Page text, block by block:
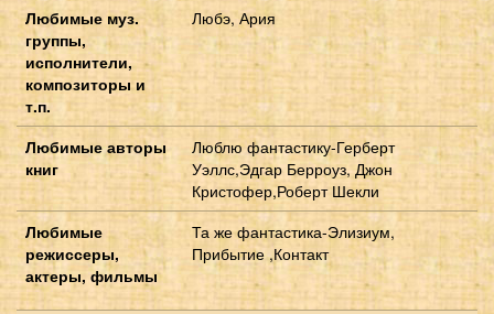
Любимые муз.
группы,
исполнители,
композиторы и
т.п.
Любэ, Ария
Любимые авторы
книг
Люблю фантастику-Герберт
Уэллс,Эдгар Берроуз, Джон
Кристофер,Роберт Шекли
Любимые
режиссеры,
актеры, фильмы
Та же фантастика-Элизиум,
Прибытие ,Контакт